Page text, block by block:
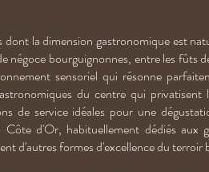
la dimension gastronomique est
négoce bourguignonnes, entre les fûts
sensoriel qui résonne
du centre qui privatisent
de service idéales pour une
d'Or, habituellement dédiés aux
d'autres formes d'excellence du terroir